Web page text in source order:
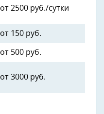
от 2500 руб./сутки
от 150 руб.
от 500 руб.
от 3000 руб.